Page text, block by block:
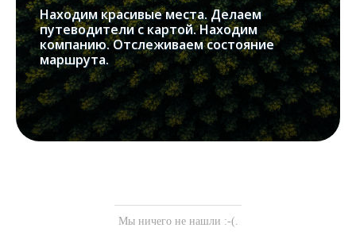
Находим красивые места. Делаем
путеводители с картой. Находим
компанию. Отслеживаем состояние
маршрута.
Мы ничего не нашли :-(.